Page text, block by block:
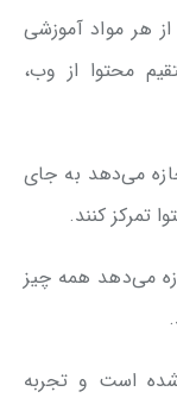
هر مواد آموزشی
محتوا از وب،
می‌دهد به جای
تمرکز کنند.
می‌دهد همه چیز
شده است و تجربه